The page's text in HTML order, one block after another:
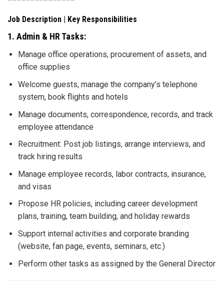
Job Description | Key Responsibilities
1. Admin & HR Tasks:
Manage office operations, procurement of assets, and
office supplies
Welcome guests, manage the company’s telephone
system, book flights and hotels
Manage documents, correspondence, records, and track
employee attendance
Recruitment: Post job listings, arrange interviews, and
track hiring results
Manage employee records, labor contracts, insurance,
and visas
Propose HR policies, including career development
plans, training, team building, and holiday rewards
Support internal activities and corporate branding
(website, fan page, events, seminars, etc.)
Perform other tasks as assigned by the General Director